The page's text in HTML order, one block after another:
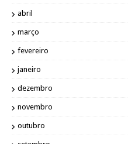
abril
março
fevereiro
janeiro
dezembro
novembro
outubro